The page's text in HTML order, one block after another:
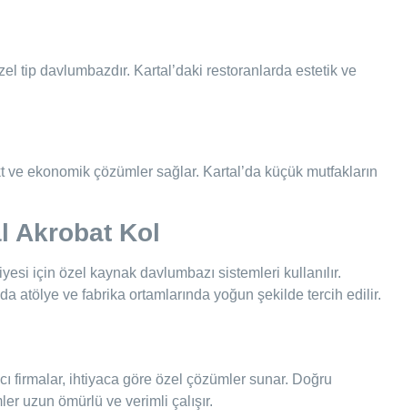
tip davlumbazdır. Kartal’daki restoranlarda estetik ve
ekonomik çözümler sağlar. Kartal’da küçük mutfakların
Akrobat Kol
için özel kaynak davlumbazı sistemleri kullanılır.
atölye ve fabrika ortamlarında yoğun şekilde tercih edilir.
firmalar, ihtiyaca göre özel çözümler sunar. Doğru
uzun ömürlü ve verimli çalışır.